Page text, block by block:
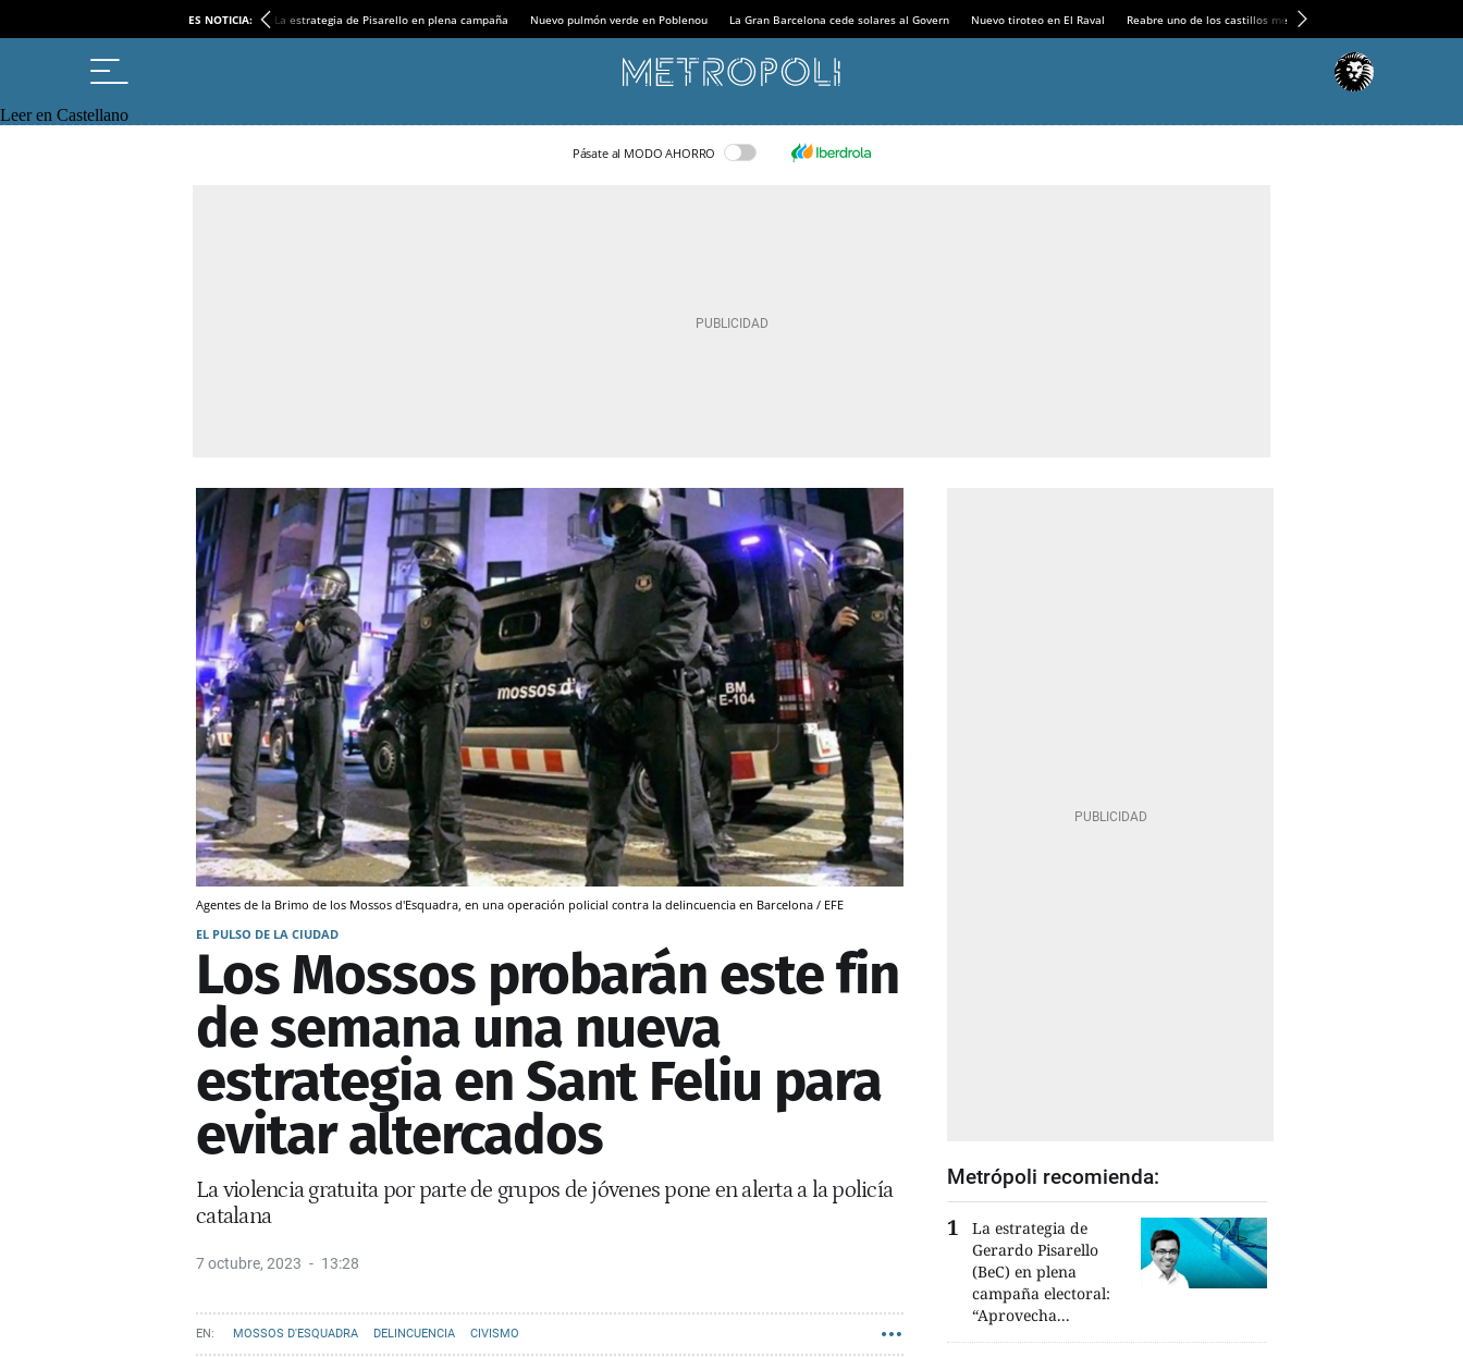
ES NOTICIA: La estrategia de Pisarello en plena campaña Nuevo pulmón verde en Poblenou La Gran Barcelona cede solares al Govern Nuevo tiroteo en El Raval Reabre uno de los castillos medievales más espectaculares
Leer en Castellano
Pásate al MODO AHORRO
Agentes de la Brimo de los Mossos d'Esquadra, en una operación policial contra la delincuencia en Barcelona / EFE
EL PULSO DE LA CIUDAD
Los Mossos probarán este fin
de semana una nueva
estrategia en Sant Feliu para
evitar altercados
La violencia gratuita por parte de grupos de jóvenes pone en alerta a la policía
catalana
7 octubre, 2023 13:28
MOSSOS D'ESQUADRA DELINCUENCIA CIVISMO
Metrópoli recomienda:
La estrategia de
Gerardo Pisarello
(BeC) en plena
campaña electoral:
“Aprovecha...